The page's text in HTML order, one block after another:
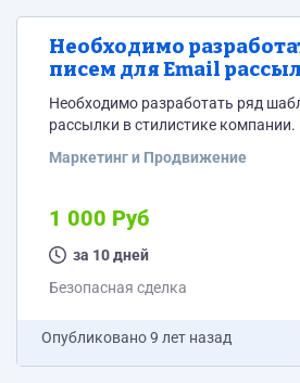
Необходимо
писем для Email
Необходимо разработать ряд шаблонов для для Email
рассылки в стилистике компании.
Маркетинг и Продвижение
1 000 Руб
за 10 дней
Безопасная сделка
Опубликовано9 лет назад